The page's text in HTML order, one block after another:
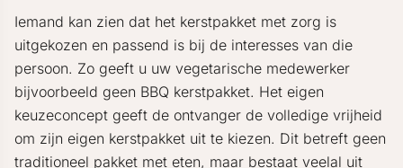
Iemand kan zien dat het kerstpakket met zorg is
uitgekozen en passend is bij de interesses van die
persoon. Zo geeft u uw vegetarische medewerker
bijvoorbeeld geen BBQ kerstpakket. Het eigen
keuzeconcept geeft de ontvanger de volledige vrijheid
om zijn eigen kerstpakket uit te kiezen. Dit betreft geen
traditioneel pakket met eten, maar bestaat veelal uit